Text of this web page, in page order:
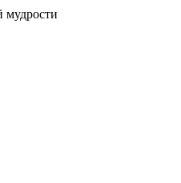
мудрости